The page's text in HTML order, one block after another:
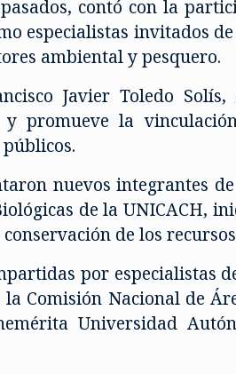
contó con la
especialistas invitados
ambiental y pesquero.
Javier Toledo
promueve la
nuevos integrantes
de la UNICACH,
de los
por especialistas
Comisión Nacional de
Universidad